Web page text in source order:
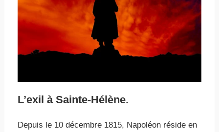
L’exil à Sainte-Hélène.
Depuis le 10 décembre 1815, Napoléon réside en